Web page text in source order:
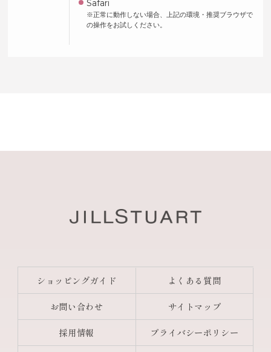
Safari
※正常に動作しない場合、上記の環境・推奨ブラウザで
の操作をお試しください。
ショッピングガイド よくある質問
お問い合わせ サイトマップ
採用情報 プライバシーポリシー